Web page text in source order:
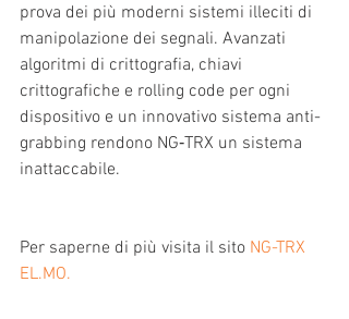
prova dei più moderni sistemi illeciti di
manipolazione dei segnali. Avanzati
algoritmi di crittografia, chiavi
crittografiche e rolling code per ogni
dispositivo e un innovativo sistema anti-
grabbing rendono NG‑TRX un sistema
inattaccabile.
Per saperne di più visita il sito NG-TRX
EL.MO.